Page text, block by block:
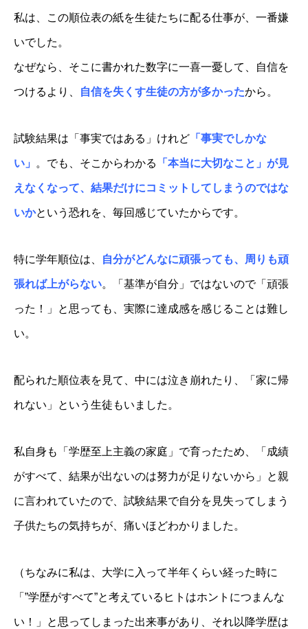
私は、この順位表の紙を生徒たちに配る仕事が、一番嫌
いでした。
なぜなら、そこに書かれた数字に一喜一憂して、自信を
つけるより、 自信を失くす生徒の方が多かったから。
試験結果は「事実ではある」けれど 「事実でしかな
い」 。でも、そこからわかる 「本当に大切なこと」が見
えなくなって、結果だけにコミットしてしまうのではな
いかという恐れを、毎回感じていたからです。
特に学年順位は、 自分がどんなに頑張っても、周りも頑
張れば上がらない。「基準が自分」ではないので「頑張
った！」と思っても、実際に達成感を感じることは難し
い。
配られた順位表を見て、中には泣き崩れたり、「家に帰
れない」という生徒もいました。
私自身も「学歴至上主義の家庭」で育ったため、「成績
がすべて、結果が出ないのは努力が足りないから」と親
に言われていたので、試験結果で自分を見失ってしまう
子供たちの気持ちが、痛いほどわかりました。
（ちなみに私は、大学に入って半年くらい経った時に
「”学歴がすべて”と考えているヒトはホントにつまんな
い！」と思ってしまった出来事があり、それ以降学歴は